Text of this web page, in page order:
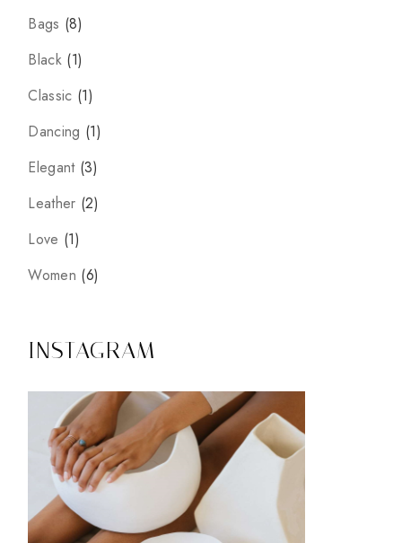
Bags 8
8
prodotti
Black 1
1
prodotto
Classic 1
1
prodotto
Dancing 1
1
prodotto
Elegant 3
3
prodotti
Leather 2
2
prodotti
Love 1
1
prodotto
Women 6
6
prodotti
INSTAGRAM